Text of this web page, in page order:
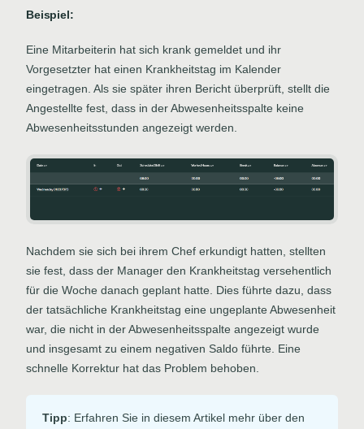
Beispiel:
Eine Mitarbeiterin hat sich krank gemeldet und ihr
Vorgesetzter hat einen Krankheitstag im Kalender
eingetragen. Als sie später ihren Bericht überprüft, stellt die
Angestellte fest, dass in der Abwesenheitsspalte keine
Abwesenheitsstunden angezeigt werden.
Nachdem sie sich bei ihrem Chef erkundigt hatten, stellten
sie fest, dass der Manager den Krankheitstag versehentlich
für die Woche danach geplant hatte. Dies führte dazu, dass
der tatsächliche Krankheitstag eine ungeplante Abwesenheit
war, die nicht in der Abwesenheitsspalte angezeigt wurde
und insgesamt zu einem negativen Saldo führte. Eine
schnelle Korrektur hat das Problem behoben.
Tipp: Erfahren Sie in diesem Artikel mehr über den